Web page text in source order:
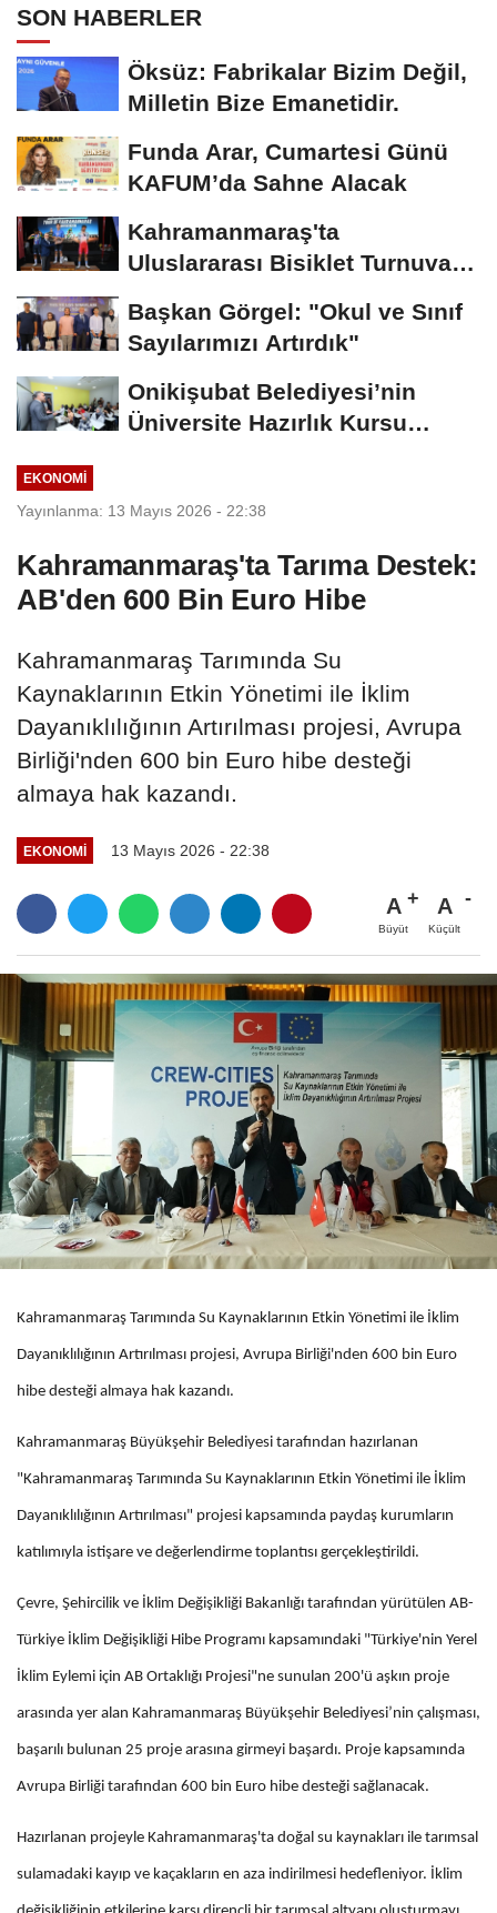
SON HABERLER
Öksüz: Fabrikalar Bizim Değil,
Milletin Bize Emanetidir.
Funda Arar, Cumartesi Günü
KAFUM’da Sahne Alacak
Kahramanmaraş'ta
Uluslararası Bisiklet Turnuvası
Başkan Görgel: "Okul ve Sınıf
Sayılarımızı Artırdık"
Onikişubat Belediyesi’nin
Üniversite Hazırlık Kursu
EKONOMİ
Yayınlanma: 13 Mayıs 2026 - 22:38
Kahramanmaraş'ta Tarıma Destek:
AB'den 600 Bin Euro Hibe
Kahramanmaraş Tarımında Su
Kaynaklarının Etkin Yönetimi ile İklim
Dayanıklılığının Artırılması projesi, Avrupa
Birliği'nden 600 bin Euro hibe desteği
almaya hak kazandı.
EKONOMİ 13 Mayıs 2026 - 22:38
A
Büyüt
A
Küçült
Kahramanmaraş Tarımında Su Kaynaklarının Etkin Yönetimi ile İklim
Dayanıklılığının Artırılması projesi, Avrupa Birliği'nden 600 bin Euro
hibe desteği almaya hak kazandı.
Kahramanmaraş Büyükşehir Belediyesi tarafından hazırlanan
"Kahramanmaraş Tarımında Su Kaynaklarının Etkin Yönetimi ile İklim
Dayanıklılığının Artırılması" projesi kapsamında paydaş kurumların
katılımıyla istişare ve değerlendirme toplantısı gerçekleştirildi.
Çevre, Şehircilik ve İklim Değişikliği Bakanlığı tarafından yürütülen AB-
Türkiye İklim Değişikliği Hibe Programı kapsamındaki "Türkiye'nin Yerel
İklim Eylemi için AB Ortaklığı Projesi"ne sunulan 200'ü aşkın proje
arasında yer alan Kahramanmaraş Büyükşehir Belediyesi’nin çalışması,
başarılı bulunan 25 proje arasına girmeyi başardı. Proje kapsamında
Avrupa Birliği tarafından 600 bin Euro hibe desteği sağlanacak.
Hazırlanan projeyle Kahramanmaraş'ta doğal su kaynakları ile tarımsal
sulamadaki kayıp ve kaçakların en aza indirilmesi hedefleniyor. İklim